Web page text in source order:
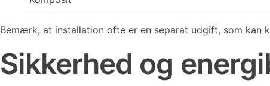
Bemærk, at installation ofte er en separat udgift, som
Sikkerhed og